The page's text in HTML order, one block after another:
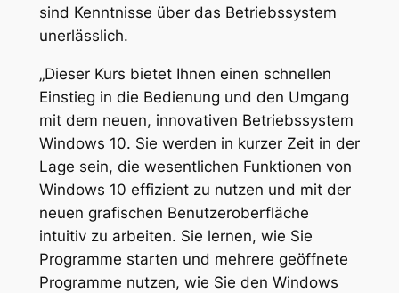
sind Kenntnisse über das Betriebssystem
unerlässlich.
„Dieser Kurs bietet Ihnen einen schnellen
Einstieg in die Bedienung und den Umgang
mit dem neuen, innovativen Betriebssystem
Windows 10. Sie werden in kurzer Zeit in der
Lage sein, die wesentlichen Funktionen von
Windows 10 effizient zu nutzen und mit der
neuen grafischen Benutzeroberfläche
intuitiv zu arbeiten. Sie lernen, wie Sie
Programme starten und mehrere geöffnete
Programme nutzen, wie Sie den Windows